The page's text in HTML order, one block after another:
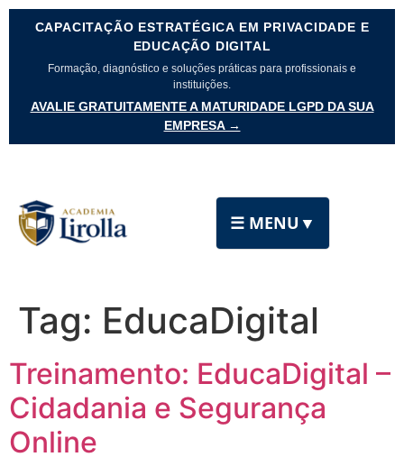
CAPACITAÇÃO ESTRATÉGICA EM PRIVACIDADE E
EDUCAÇÃO DIGITAL
Formação, diagnóstico e soluções práticas para profissionais e
instituições.
AVALIE GRATUITAMENTE A MATURIDADE LGPD DA SUA
EMPRESA →
☰ MENU ▼
Tag: EducaDigital
Treinamento: EducaDigital –
Cidadania e Segurança
Online